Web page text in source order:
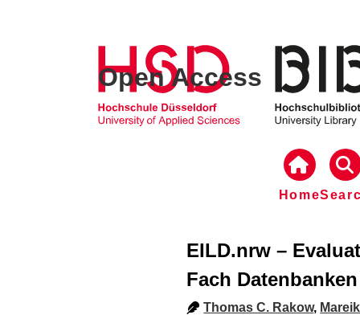
Open Access
Home
EILD.nrw –
Fach Datenbanken
Thomas C. Rakow,